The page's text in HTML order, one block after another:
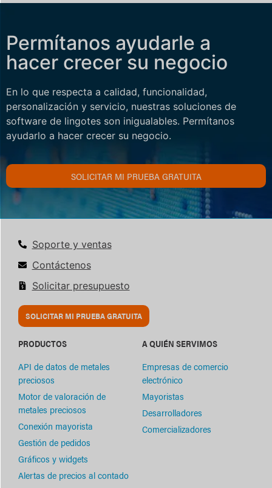
Permítanos ayudarle a
hacer crecer su negocio
En lo que respecta a calidad, funcionalidad,
personalización y servicio, nuestras soluciones de
software de lingotes son inigualables. Permítanos
ayudarlo a hacer crecer su negocio.
SOLICITAR MI PRUEBA GRATUITA
Soporte y ventas
Contáctenos
Solicitar presupuesto
SOLICITAR MI PRUEBA GRATUITA
PRODUCTOS
API de datos de metales
preciosos
Motor de valoración de
metales preciosos
Conexión mayorista
Gestión de pedidos
Gráficos y widgets
Alertas de precios al contado
A QUIÉN SERVIMOS
Empresas de comercio
electrónico
Mayoristas
Desarrolladores
Comercializadores